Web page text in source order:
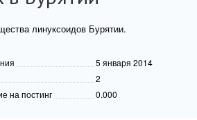
линуксоидов Бурятии.
5 января 2014
2
на постинг
0.000